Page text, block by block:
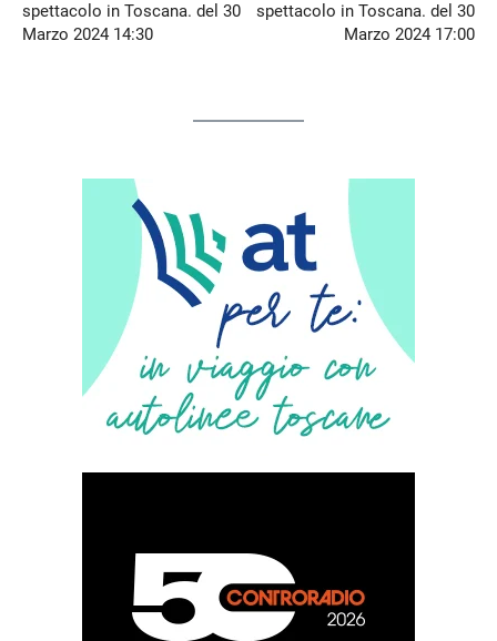
spettacolo in Toscana. del 30
Marzo 2024 14:30
spettacolo in Toscana. del 30
Marzo 2024 17:00